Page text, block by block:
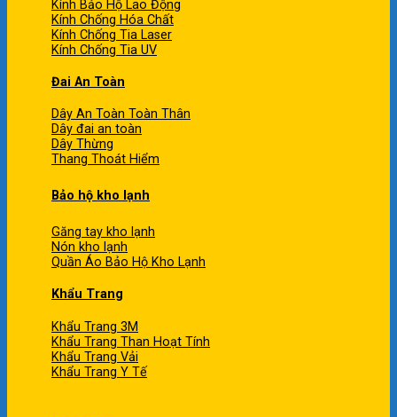
Kính Bảo Hộ Lao Động
Kính Chống Hóa Chất
Kính Chống Tia Laser
Kính Chống Tia UV
Đai An Toàn
Dây An Toàn Toàn Thân
Dây đai an toàn
Dây Thừng
Thang Thoát Hiểm
Bảo hộ kho lạnh
Găng tay kho lạnh
Nón kho lạnh
Quần Áo Bảo Hộ Kho Lạnh
Khẩu Trang
Khẩu Trang 3M
Khẩu Trang Than Hoạt Tính
Khẩu Trang Vải
Khẩu Trang Y Tế